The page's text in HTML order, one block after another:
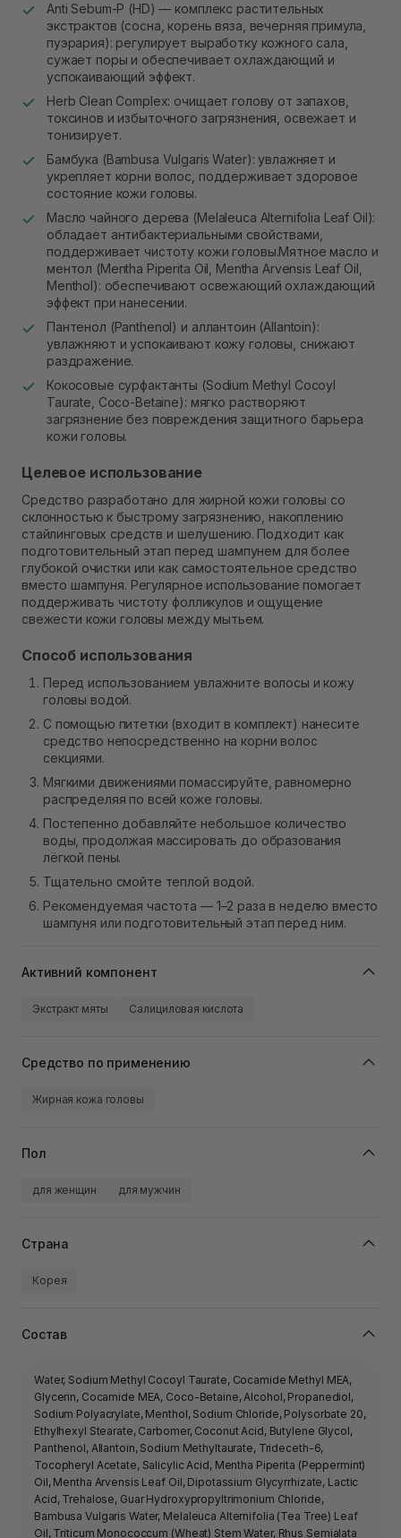
Anti Sebum-P (HD) — комплекс растительных
экстрактов (сосна, корень вяза, вечерняя примула,
пуэрария): регулирует выработку кожного сала,
сужает поры и обеспечивает охлаждающий и
успокаивающий эффект.
Herb Clean Complex: очищает голову от запахов,
токсинов и избыточного загрязнения, освежает и
тонизирует.
Бамбука (Bambusa Vulgaris Water): увлажняет и
укрепляет корни волос, поддерживает здоровое
состояние кожи головы.
Масло чайного дерева (Melaleuca Alternifolia Leaf Oil):
обладает антибактериальными свойствами,
поддерживает чистоту кожи головы.Мятное масло и
ментол (Mentha Piperita Oil, Mentha Arvensis Leaf Oil,
Menthol): обеспечивают освежающий охлаждающий
эффект при нанесении.
Пантенол (Panthenol) и аллантоин (Allantoin):
увлажняют и успокаивают кожу головы, снижают
раздражение.
Кокосовые сурфактанты (Sodium Methyl Cocoyl
Taurate, Coco-Betaine): мягко растворяют
загрязнение без повреждения защитного барьера
кожи головы.
Целевое использование
Средство разработано для жирной кожи головы со
склонностью к быстрому загрязнению, накоплению
стайлинговых средств и шелушению. Подходит как
подготовительный этап перед шампунем для более
глубокой очистки или как самостоятельное средство
вместо шампуня. Регулярное использование помогает
поддерживать чистоту фолликулов и ощущение
свежести кожи головы между мытьем.
Способ использования
Перед использованием увлажните волосы и кожу
головы водой.
С помощью питетки (входит в комплект) нанесите
средство непосредственно на корни волос
секциями.
Мягкими движениями помассируйте, равномерно
распределяя по всей коже головы.
Постепенно добавляйте небольшое количество
воды, продолжая массировать до образования
лёгкой пены.
Тщательно смойте теплой водой.
Рекомендуемая частота — 1–2 раза в неделю вместо
шампуня или подготовительный этап перед ним.
Активний компонент
Экстракт мяты Салициловая кислота
Средство по применению
Жирная кожа головы
Пол
для женщин для мужчин
Страна
Корея
Состав
Water, Sodium Methyl Cocoyl Taurate, Cocamide Methyl MEA,
Glycerin, Cocamide MEA, Coco-Betaine, Alcohol, Propanediol,
Sodium Polyacrylate, Menthol, Sodium Chloride, Polysorbate 20,
Ethylhexyl Stearate, Carbomer, Coconut Acid, Butylene Glycol,
Panthenol, Allantoin, Sodium Methyltaurate, Trideceth-6,
Tocopheryl Acetate, Salicylic Acid, Mentha Piperita (Peppermint)
Oil, Mentha Arvensis Leaf Oil, Dipotassium Glycyrrhizate, Lactic
Acid, Trehalose, Guar Hydroxypropyltrimonium Chloride,
Bambusa Vulgaris Water, Melaleuca Alternifolia (Tea Tree) Leaf
Oil, Triticum Monococcum (Wheat) Stem Water, Rhus Semialata